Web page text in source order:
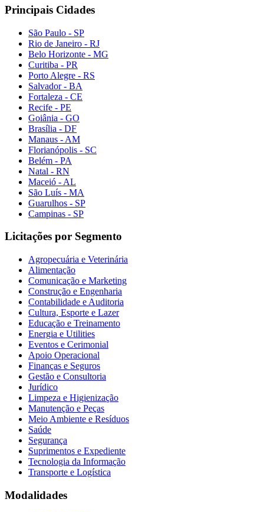
Principais Cidades
São Paulo - SP
Rio de Janeiro - RJ
Belo Horizonte - MG
Curitiba - PR
Porto Alegre - RS
Salvador - BA
Fortaleza - CE
Recife - PE
Goiânia - GO
Brasília - DF
Manaus - AM
Florianópolis - SC
Belém - PA
Natal - RN
Maceió - AL
São Luís - MA
Guarulhos - SP
Campinas - SP
Licitações por Segmento
Agropecuária e Veterinária
Alimentação
Comunicação e Marketing
Construção e Engenharia
Contabilidade e Auditoria
Cultura, Esporte e Lazer
Educação e Treinamento
Energia e Utilities
Eventos e Cerimonial
Apoio Operacional
Finanças e Seguros
Gestão e Consultoria
Jurídico
Limpeza e Higienização
Manutenção e Peças
Meio Ambiente e Resíduos
Saúde
Segurança
Suprimentos e Expediente
Tecnologia da Informação
Transporte e Logística
Modalidades